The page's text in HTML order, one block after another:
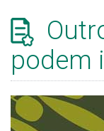
podem